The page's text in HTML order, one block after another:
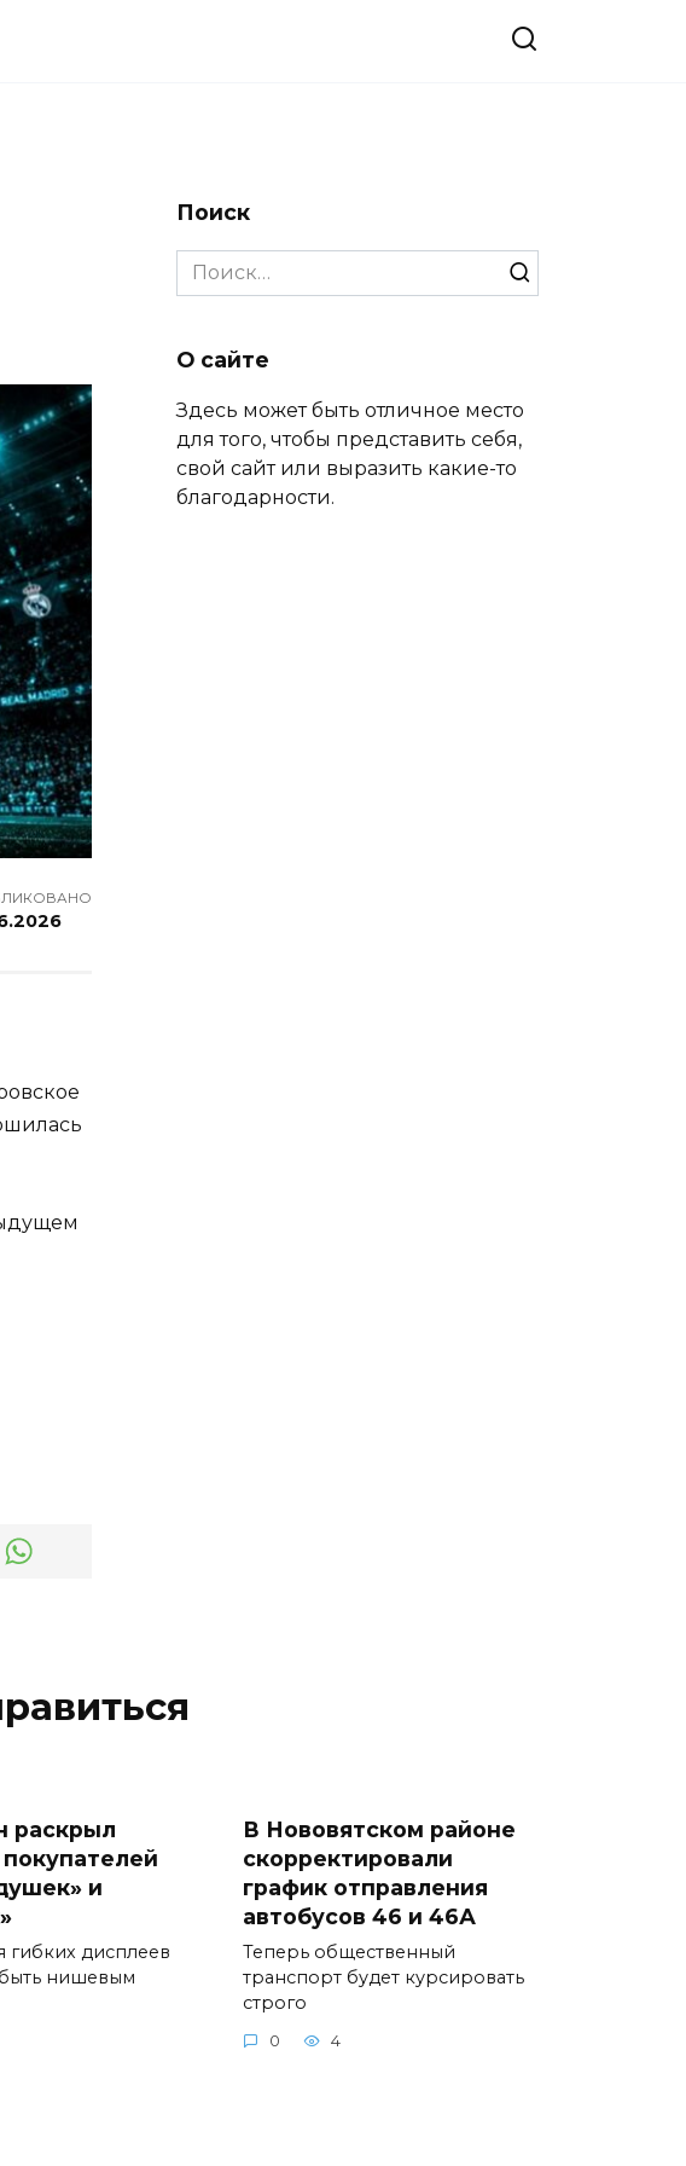
Поиск
Search
for:
О сайте
Здесь может быть отличное место
для того, чтобы представить себя,
свой сайт или выразить какие-то
благодарности.
раскрыл
и
гибких дисплеев
нишевым
В Нововятском районе
скорректировали
график отправления
автобусов 46 и 46А
Теперь общественный
транспорт будет курсировать
строго
0 4